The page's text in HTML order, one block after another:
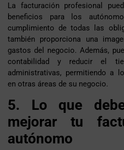
La facturación profesional
beneficios para los
cumplimiento de todas las
también proporciona una
gastos del negocio. Además,
contabilidad y reducir el
administrativas, permitiendo a
en otras áreas de su negocio.
5. Lo que
mejorar tu
autónomo